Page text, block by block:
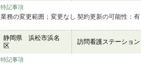
特記事項
業務の変更範囲；変更なし 契約更新の可能性：有
静岡県 浜松市浜名
区
訪問看護ステーション
特記事項